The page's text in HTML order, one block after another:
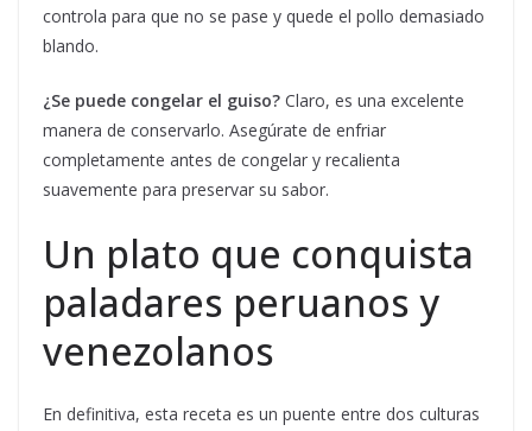
controla para que no se pase y quede el pollo demasiado
blando.
¿Se puede congelar el guiso? Claro, es una excelente
manera de conservarlo. Asegúrate de enfriar
completamente antes de congelar y recalienta
suavemente para preservar su sabor.
Un plato que conquista
paladares peruanos y
venezolanos
En definitiva, esta receta es un puente entre dos culturas